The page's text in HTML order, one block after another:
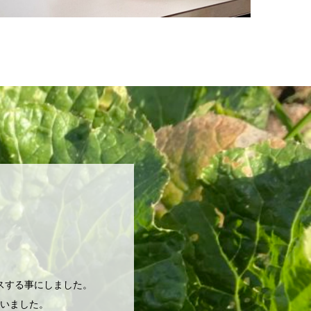
る事にしました。
ました。